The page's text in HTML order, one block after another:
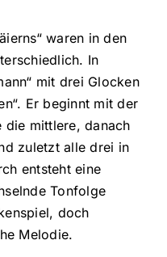
waren in den
In
mit drei Glocken
Er beginnt mit der
die mittlere, danach
zuletzt alle drei in
entsteht eine
Tonfolge
doch
Melodie.